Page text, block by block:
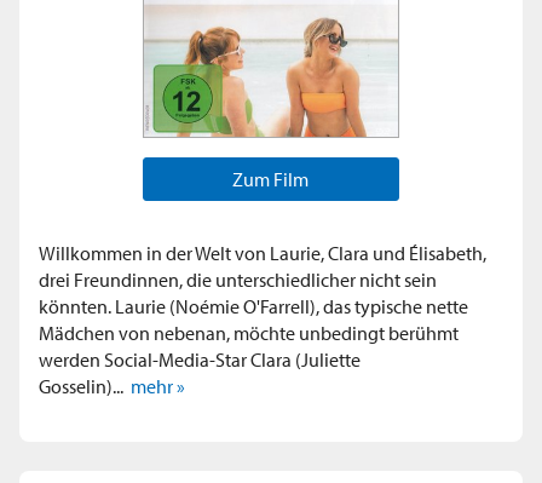
Zum Film
Willkommen in der Welt von Laurie, Clara und Élisabeth,
drei Freundinnen, die unterschiedlicher nicht sein
könnten. Laurie (Noémie O'Farrell), das typische nette
Mädchen von nebenan, möchte unbedingt berühmt
werden Social-Media-Star Clara (Juliette
Gosselin)... mehr »